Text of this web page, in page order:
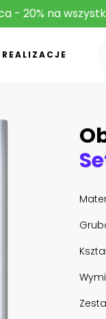
- 20% na
REALIZACJE